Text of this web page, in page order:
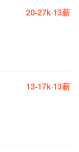
20-27k·13薪
13-17k·13薪